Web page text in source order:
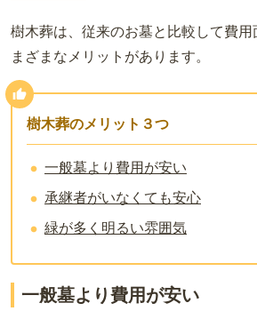
樹木葬は、従来のお墓と比較して費用
まざまなメリットがあります。
樹木葬のメリット３つ
一般墓より費用が安い
承継者がいなくても安心
緑が多く明るい雰囲気
一般墓より費用が安い